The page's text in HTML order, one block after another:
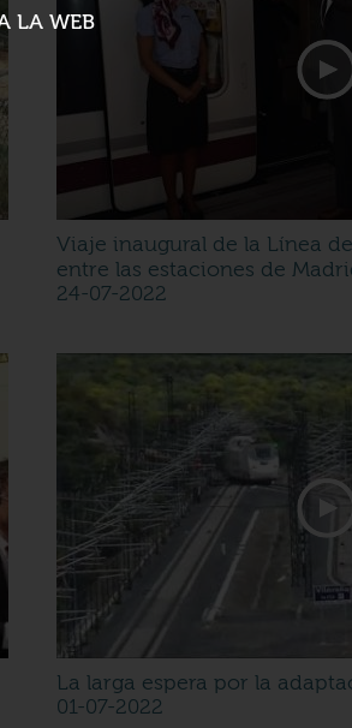
LA WEB
Viaje inaugural de la Línea
entre las estaciones de
24-07-2022
La larga espera por la
01-07-2022